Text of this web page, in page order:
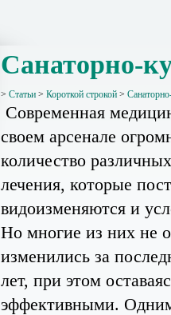
Санаторно-
> Статьи > Короткой строкой >
Современная
своем арсенале
количество
лечения, которые
видоизменяются и
Но многие из них не
изменились за
лет, при этом
эффективными.